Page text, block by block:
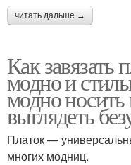
читать дальше →
Как завязать
модно и
модно носить
выглядеть
Платок —
многих модниц.